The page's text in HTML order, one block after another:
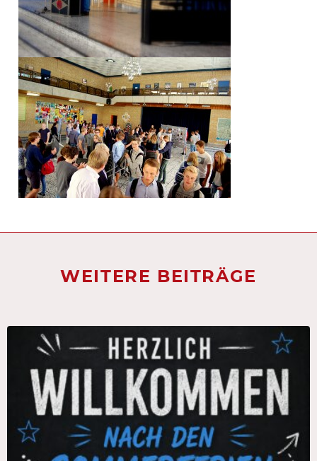
WEITERE BEITRÄGE